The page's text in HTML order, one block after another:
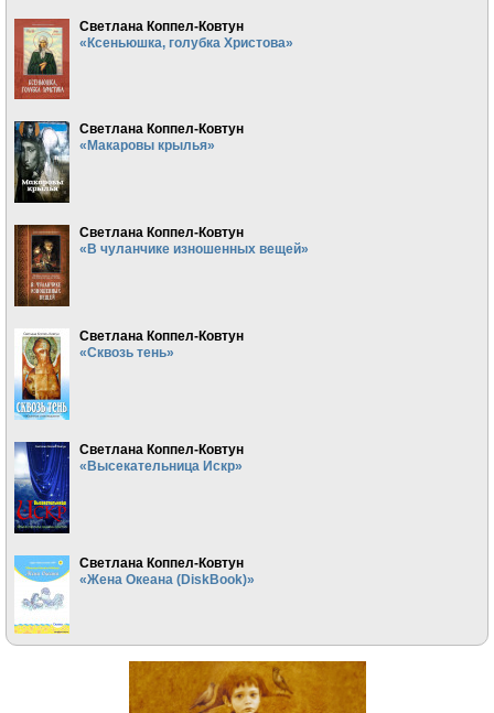
Светлана Коппел-Ковтун
«Ксеньюшка, голубка Христова»
Светлана Коппел-Ковтун
«Макаровы крылья»
Светлана Коппел-Ковтун
«В чуланчике изношенных вещей»
Светлана Коппел-Ковтун
«Сквозь тень»
Светлана Коппел-Ковтун
«Высекательница Искр»
Светлана Коппел-Ковтун
«Жена Океана (DiskBook)»